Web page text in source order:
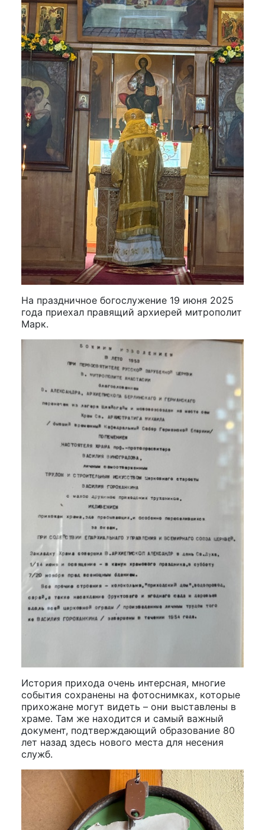
На праздничное богослужение 19 июня 2025
года приехал правящий архиерей митрополит
Марк.
История прихода очень интерсная, многие
события сохранены на фотоснимках, которые
прихожане могут видеть – они выставлены в
храме. Там же находится и самый важный
документ, подтверждающий образование 80
лет назад здесь нового места для несения
служб.